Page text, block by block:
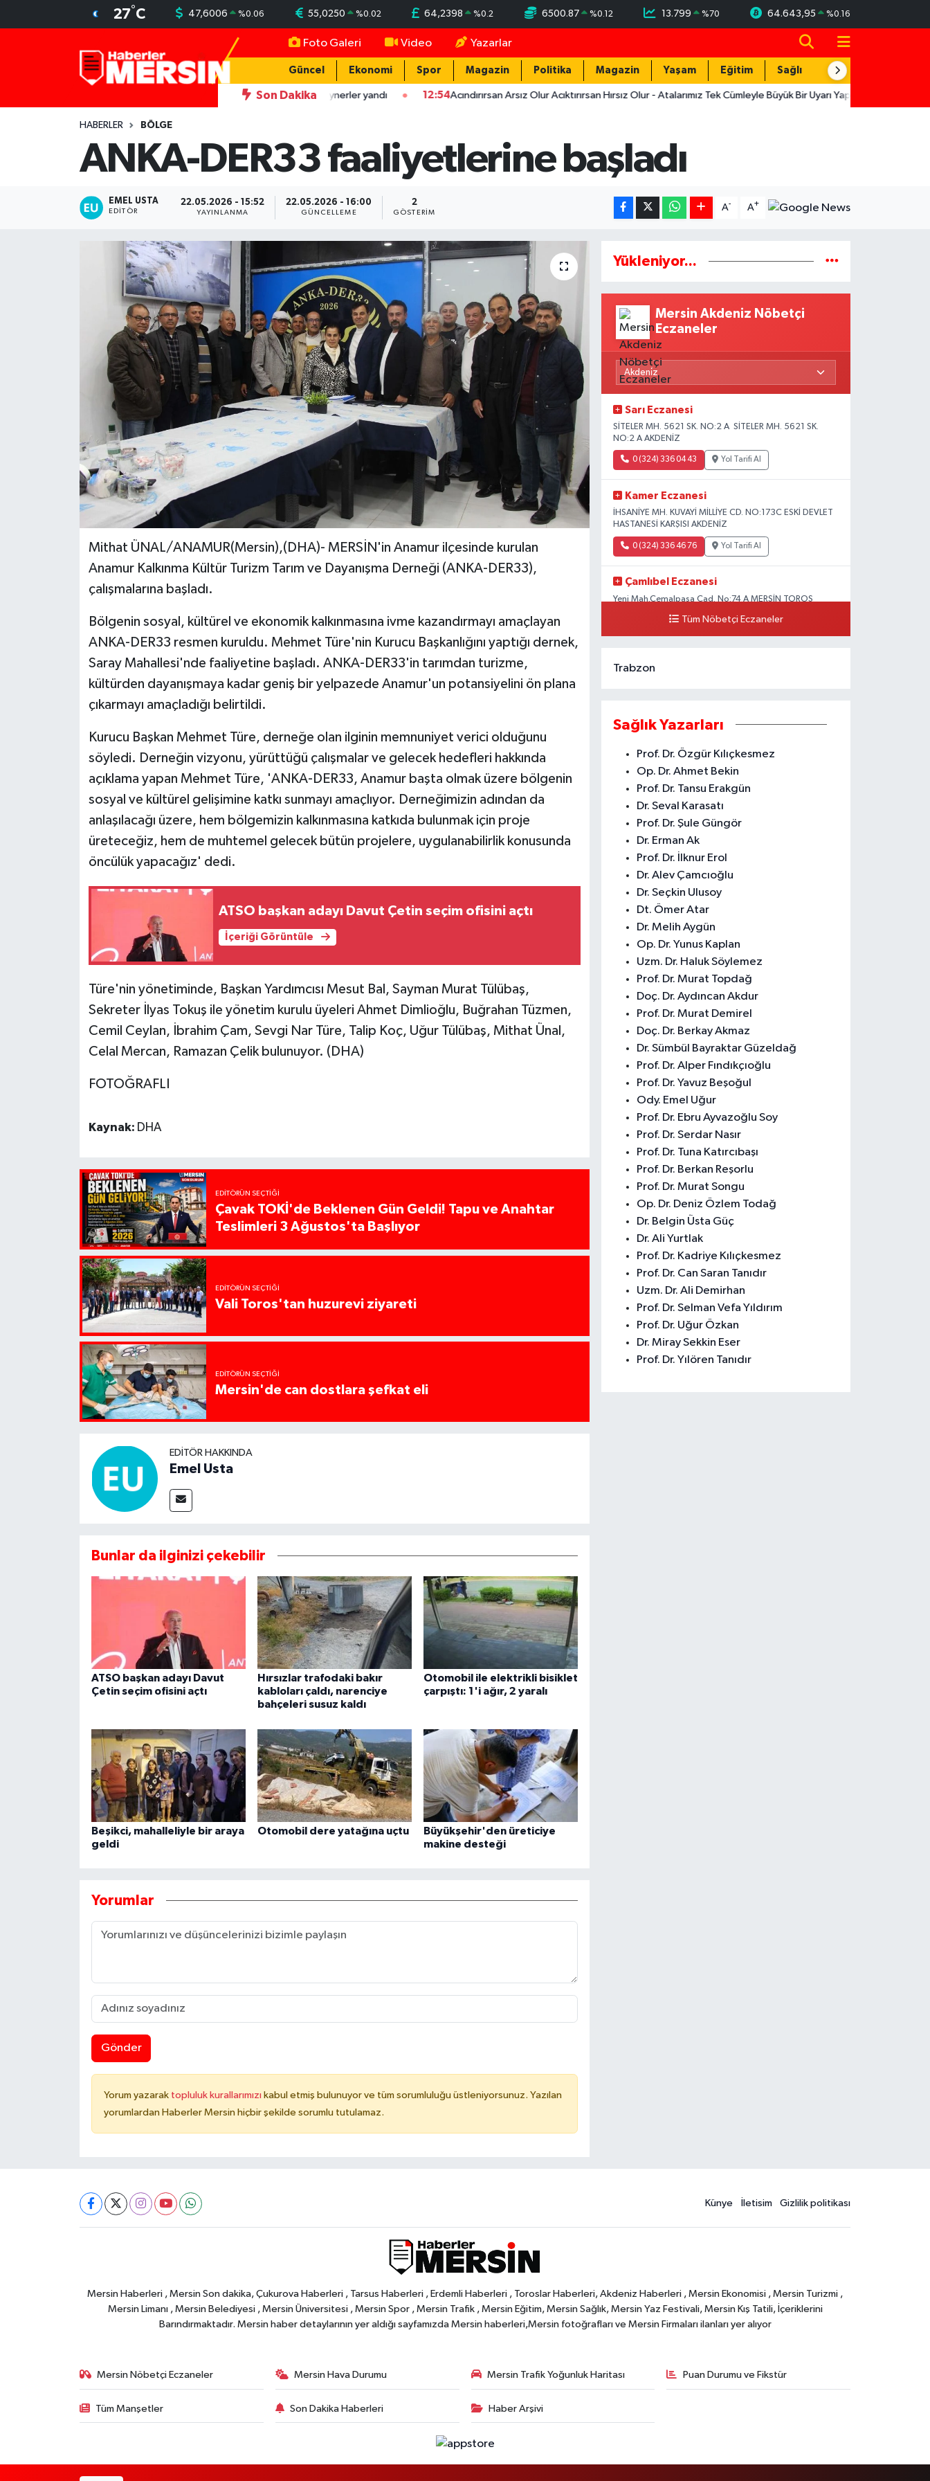
27°C 47,6006 %0.06 55,0250 %0.02 64,2398 %0.2 6500.87 %0.12 13.799 %70 64.643,95 %0.16
Foto Galeri Video Yazarlar
Güncel Ekonomi Spor Magazin Politika Magazin Yaşam Eğitim Sağlık Teknoloji
Son Dakika
İşçilerin kaldığı konteynerler yandı 12:54 Acındırırsan Arsız Olur Acıktırırsan Hırsız Olur - Atalarımız Tek Cümleyle Büyük Bir Uyarı Yapmış
HABERLER BÖLGE
ANKA-DER33 faaliyetlerine başladı
EMEL USTA
EDITÖR
22.05.2026 - 15:52
YAYINLANMA
22.05.2026 - 16:00
GÜNCELLEME
2
GÖSTERIM
A- A+
Mithat ÜNAL/ANAMUR(Mersin),(DHA)- MERSİN'in Anamur ilçesinde kurulan
Anamur Kalkınma Kültür Turizm Tarım ve Dayanışma Derneği (ANKA-DER33),
çalışmalarına başladı.
Bölgenin sosyal, kültürel ve ekonomik kalkınmasına ivme kazandırmayı amaçlayan
ANKA-DER33 resmen kuruldu. Mehmet Türe'nin Kurucu Başkanlığını yaptığı dernek,
Saray Mahallesi'nde faaliyetine başladı. ANKA-DER33'in tarımdan turizme,
kültürden dayanışmaya kadar geniş bir yelpazede Anamur'un potansiyelini ön plana
çıkarmayı amaçladığı belirtildi.
Kurucu Başkan Mehmet Türe, derneğe olan ilginin memnuniyet verici olduğunu
söyledi. Derneğin vizyonu, yürüttüğü çalışmalar ve gelecek hedefleri hakkında
açıklama yapan Mehmet Türe, 'ANKA-DER33, Anamur başta olmak üzere bölgenin
sosyal ve kültürel gelişimine katkı sunmayı amaçlıyor. Derneğimizin adından da
anlaşılacağı üzere, hem bölgemizin kalkınmasına katkıda bulunmak için proje
üreteceğiz, hem de muhtemel gelecek bütün projelere, uygulanabilirlik konusunda
öncülük yapacağız' dedi.
ATSO başkan adayı Davut Çetin seçim ofisini açtı
İçeriği Görüntüle
Türe'nin yönetiminde, Başkan Yardımcısı Mesut Bal, Sayman Murat Tülübaş,
Sekreter İlyas Tokuş ile yönetim kurulu üyeleri Ahmet Dimlioğlu, Buğrahan Tüzmen,
Cemil Ceylan, İbrahim Çam, Sevgi Nar Türe, Talip Koç, Uğur Tülübaş, Mithat Ünal,
Celal Mercan, Ramazan Çelik bulunuyor. (DHA)
FOTOĞRAFLI
Kaynak: DHA
EDITÖRÜN SEÇTIĞI
Çavak TOKİ'de Beklenen Gün Geldi! Tapu ve Anahtar
Teslimleri 3 Ağustos'ta Başlıyor
EDITÖRÜN SEÇTIĞI
Vali Toros'tan huzurevi ziyareti
EDITÖRÜN SEÇTIĞI
Mersin'de can dostlara şefkat eli
EDITÖR HAKKINDA
Emel Usta
Bunlar da ilginizi çekebilir
ATSO başkan adayı Davut
Çetin seçim ofisini açtı
Hırsızlar trafodaki bakır
kabloları çaldı, narenciye
bahçeleri susuz kaldı
Otomobil ile elektrikli bisiklet
çarpıştı: 1'i ağır, 2 yaralı
Beşikci, mahalleliyle bir araya
geldi
Otomobil dere yatağına uçtu
Büyükşehir'den üreticiye
makine desteği
Yorumlar
Gönder
Yorum yazarak topluluk kurallarımızı kabul etmiş bulunuyor ve tüm sorumluluğu üstleniyorsunuz. Yazılan
yorumlardan Haberler Mersin hiçbir şekilde sorumlu tutulamaz.
Yükleniyor...
Mersin Akdeniz Nöbetçi
Eczaneler
Sarı Eczanesi
SİTELER MH. 5621 SK. NO:2 A SİTELER MH. 5621 SK.
NO:2 A AKDENİZ
0 (324) 336 04 43 Yol Tarifi Al
Kamer Eczanesi
İHSANİYE MH. KUVAYİ MİLLİYE CD. NO:173C ESKİ DEVLET
HASTANESİ KARŞISI AKDENİZ
0 (324) 336 46 76 Yol Tarifi Al
Çamlıbel Eczanesi
Yeni Mah.Cemalpaşa Cad. No:74 A MERSİN TOROS
KARŞISI ARAS KARGO YANITüm Nöbetçi Eczaneler
Trabzon
Sağlık Yazarları
Prof. Dr. Özgür Kılıçkesmez
Op. Dr. Ahmet Bekin
Prof. Dr. Tansu Erakgün
Dr. Seval Karasatı
Prof. Dr. Şule Güngör
Dr. Erman Ak
Prof. Dr. İlknur Erol
Dr. Alev Çamcıoğlu
Dr. Seçkin Ulusoy
Dt. Ömer Atar
Dr. Melih Aygün
Op. Dr. Yunus Kaplan
Uzm. Dr. Haluk Söylemez
Prof. Dr. Murat Topdağ
Doç. Dr. Aydıncan Akdur
Prof. Dr. Murat Demirel
Doç. Dr. Berkay Akmaz
Dr. Sümbül Bayraktar Güzeldağ
Prof. Dr. Alper Fındıkçıoğlu
Prof. Dr. Yavuz Beşoğul
Ody. Emel Uğur
Prof. Dr. Ebru Ayvazoğlu Soy
Prof. Dr. Serdar Nasır
Prof. Dr. Tuna Katırcıbaşı
Prof. Dr. Berkan Reşorlu
Prof. Dr. Murat Songu
Op. Dr. Deniz Özlem Todağ
Dr. Belgin Üsta Güç
Dr. Ali Yurtlak
Prof. Dr. Kadriye Kılıçkesmez
Prof. Dr. Can Saran Tanıdır
Uzm. Dr. Ali Demirhan
Prof. Dr. Selman Vefa Yıldırım
Prof. Dr. Uğur Özkan
Dr. Miray Sekkin Eser
Prof. Dr. Yılören Tanıdır
Künye İletisim Gizlilik politikası
Mersin Haberleri , Mersin Son dakika, Çukurova Haberleri , Tarsus Haberleri , Erdemli Haberleri , Toroslar Haberleri, Akdeniz Haberleri , Mersin Ekonomisi , Mersin Turizmi ,
Mersin Limanı , Mersin Belediyesi , Mersin Üniversitesi , Mersin Spor , Mersin Trafik , Mersin Eğitim, Mersin Sağlık, Mersin Yaz Festivali, Mersin Kış Tatili, İçeriklerini
Barındırmaktadır. Mersin haber detaylarının yer aldığı sayfamızda Mersin haberleri,Mersin fotoğrafları ve Mersin Firmaları ilanları yer alıyor
Mersin Nöbetçi Eczaneler Mersin Hava Durumu Mersin Trafik Yoğunluk Haritası Puan Durumu ve Fikstür
Tüm Manşetler Son Dakika Haberleri Haber Arşivi
Mersin Nöbetçi Eczaneler
Mersin Hava Durumu
Mersin Trafik Yoğunluk Haritası
Süper Lig Puan Durumu ve Fikstür
Tüm Manşetler